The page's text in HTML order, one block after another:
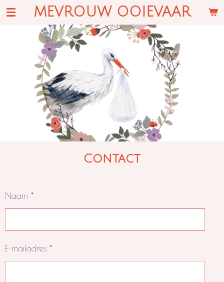
Ga
hoofdinhoud
MEVROUW OOIEVAAR
Contact
Naam *
E-mailadres *